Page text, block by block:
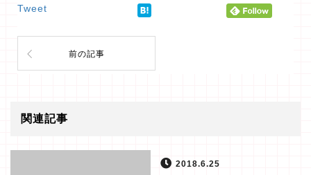
Tweet
前の記事
関連記事
2018.6.25